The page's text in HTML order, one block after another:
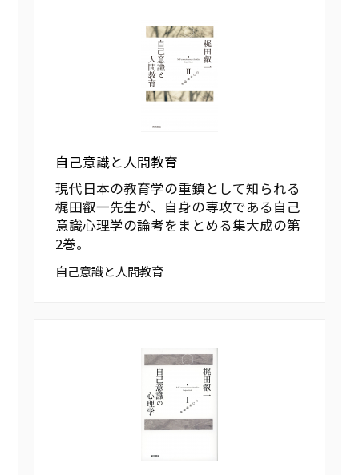
自己意識と人間教育
現代日本の教育学の重鎮として知られる
梶田叡一先生が、自身の専攻である自己
意識心理学の論考をまとめる集大成の第
2巻。
自己意識と人間教育